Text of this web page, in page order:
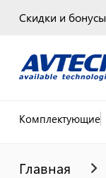
Скидки и бонусы
Комплектующие
Главная